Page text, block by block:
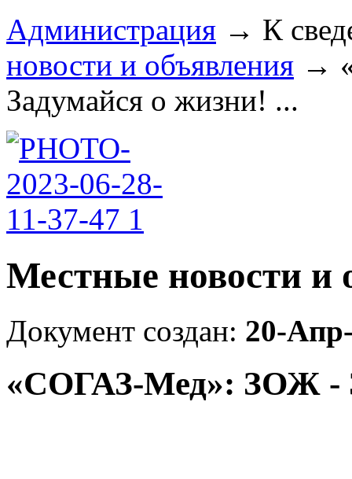
Администрация → К
новости и объявления →
Задумайся о жизни! ...
Местные новости и
Документ создан: 20-
«СОГАЗ-Мед»: ЗОЖ -